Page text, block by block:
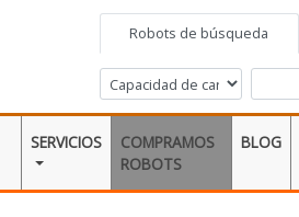
Robots de búsqueda
SERVICIOS
COMPRAMOS
ROBOTS
BLOG